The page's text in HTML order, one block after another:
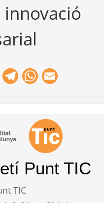
innovació
Facebook
Telegram
WhatsApp
Punt TIC
TIC